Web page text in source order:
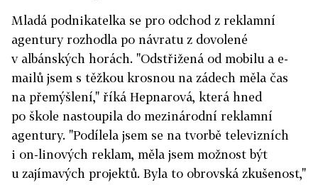
Mladá podnikatelka se pro odchod z reklamní
agentury rozhodla po návratu z dovolené
v albánských horách. "Odstřižená od mobilu a e-
mailů jsem s těžkou krosnou na zádech měla čas
na přemýšlení," říká Hepnarová, která hned
po škole nastoupila do mezinárodní reklamní
agentury. "Podílela jsem se na tvorbě televizních
i on-linových reklam, měla jsem možnost být
u zajímavých projektů. Byla to obrovská zkušenost,"